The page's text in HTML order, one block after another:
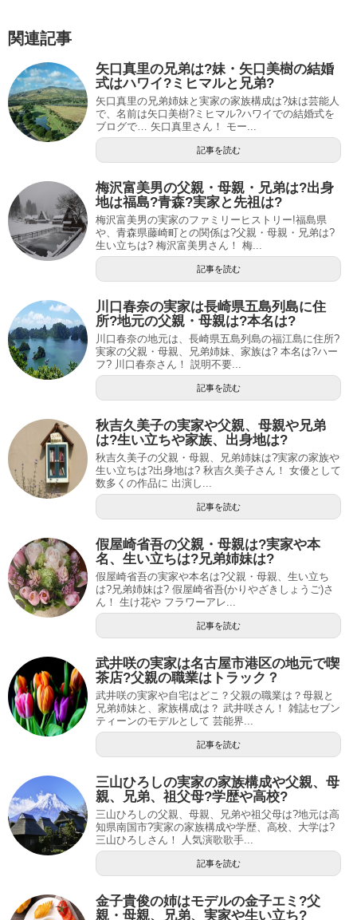
関連記事
矢口真里の兄弟は?妹・矢口美樹の結婚
式はハワイ?ミヒマルと兄弟?
矢口真里の兄弟姉妹と実家の家族構成は?妹は芸能人
で、名前は矢口美樹?ミヒマル?ハワイでの結婚式を
ブログで… 矢口真里さん！ モー...
記事を読む
梅沢富美男の父親・母親・兄弟は?出身
地は福島?青森?実家と先祖は?
梅沢富美男の実家のファミリーヒストリー!福島県
や、青森県藤崎町との関係は?父親・母親・兄弟は?
生い立ちは? 梅沢富美男さん！ 梅...
記事を読む
川口春奈の実家は長崎県五島列島に住
所?地元の父親・母親は?本名は?
川口春奈の地元は、長崎県五島列島の福江島に住所?
実家の父親・母親、兄弟姉妹、家族は? 本名は?ハー
フ? 川口春奈さん！ 説明不要...
記事を読む
秋吉久美子の実家や父親、母親や兄弟
は?生い立ちや家族、出身地は?
秋吉久美子の父親・母親、兄弟姉妹は?実家の家族や
生い立ちは?出身地は? 秋吉久美子さん！ 女優として
数多くの作品に 出演し...
記事を読む
假屋崎省吾の父親・母親は?実家や本
名、生い立ちは?兄弟姉妹は?
假屋崎省吾の実家や本名は?父親・母親、生い立ち
は?兄弟姉妹は? 假屋崎省吾(かりやざきしょうご)さ
ん！ 生け花や フラワーアレ...
記事を読む
武井咲の実家は名古屋市港区の地元で喫
茶店?父親の職業はトラック？
武井咲の実家や自宅はどこ？父親の職業は？母親と
兄弟姉妹と、家族構成は？ 武井咲さん！ 雑誌セブン
ティーンのモデルとして 芸能界...
記事を読む
三山ひろしの実家の家族構成や父親、母
親、兄弟、祖父母?学歴や高校?
三山ひろしの父親、母親、兄弟や祖父母は?地元は高
知県南国市?実家の家族構成や学歴、高校、大学は?
三山ひろしさん！ 人気演歌歌手...
記事を読む
金子貴俊の姉はモデルの金子エミ?父
親・母親、兄弟、実家や生い立ち?